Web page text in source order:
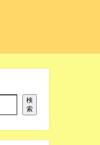
検
索